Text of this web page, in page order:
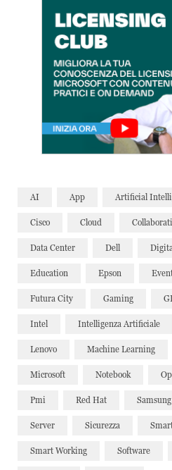
AI App Artificial
Cisco Cloud
Data Center Dell
Education Epson
Futura City Gaming
Intel Intelligenza Artificiale
Lenovo Machine Learning
Microsoft Notebook
Pmi Red Hat Samsung
Server Sicurezza
Smart Working Software